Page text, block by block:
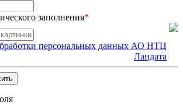
заполнения*
персональных данных АО НТЦ
Ландата